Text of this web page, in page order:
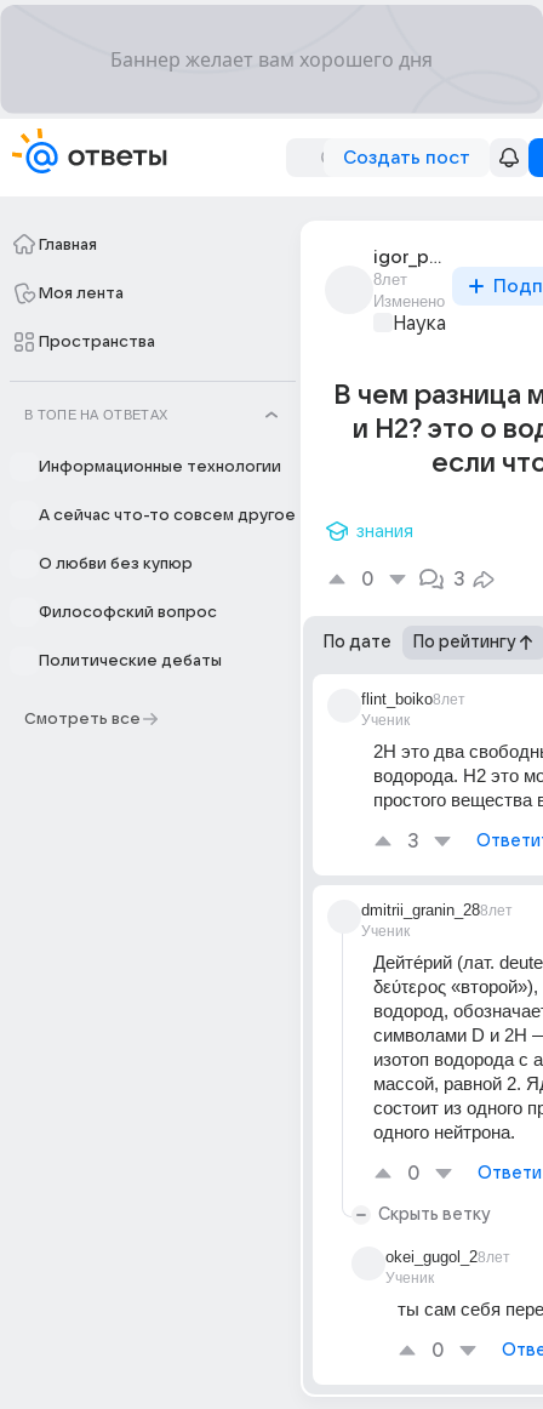
Создать пост
Главная
Моя лента
Пространства
В ТОПЕ НА ОТВЕТАХ
Информационные технологии
А сейчас что-то совсем другое
О любви без купюр
Философский вопрос
Политические дебаты
Смотреть все
igor_pasko
8лет
Изменено
Наука
В чем разница
и H2? это о
если
знания
0 3
По дате По рейтингу
flint_boiko
Ученик
8лет
2H это два
водорода. H2 это
простого вещества
3
dmitrii_granin_28
Ученик
8лет
Дейте́рий (лат.
δεύτερος
водород,
символами D и 2H
изотоп водорода с
массой, равной 2.
состоит из одного
одного нейтрона.
0
Скрыть ветку
okei_gugol_2
Ученик
8лет
ты сам себя
0